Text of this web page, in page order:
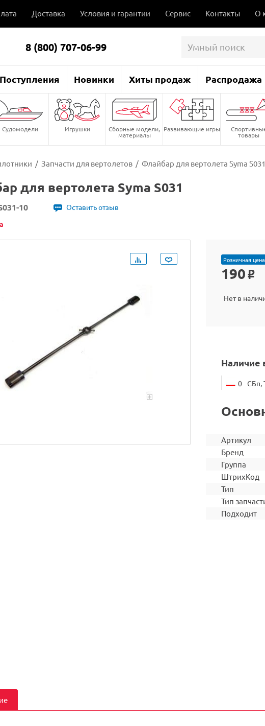
Доставка Условия и гарантии Сервис Контакты О
8 (800) 707-06-99
Поступления Новинки Хиты продаж Распродажа
Судомодели Игрушки Сборные модели,
материалы
Развивающие игры
товары
/ Запчасти для вертолетов / Флайбар для вертолета Syma S031
для вертолета Syma S031
10
Оставить отзыв
Розничная цена
190 o
Нет в
Наличие
0 СБп,
Артикул
Бренд
Группа
ШтрихКод
Тип
Тип
Подходит